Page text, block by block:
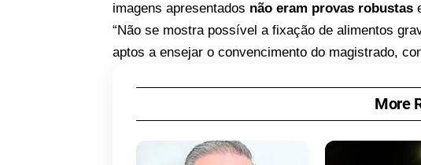
imagens apresentados não eram provas robustas
“Não se mostra possível a fixação de alimentos
aptos a ensejar o convencimento do magistrado,
More